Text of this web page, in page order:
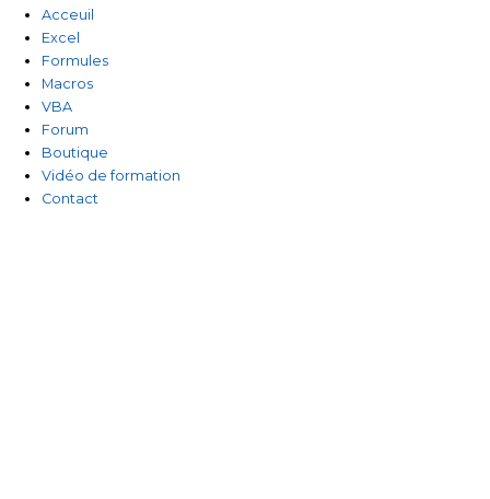
o
k
-
f
Acceuil
Excel
Formules
Macros
VBA
Forum
Boutique
Vidéo de formation
Contact